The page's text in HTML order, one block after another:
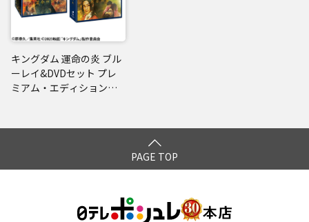
キングダム 運命の炎 ブル
ーレイ&DVDセット プレ
ミアム・エディション
PAGE TOP